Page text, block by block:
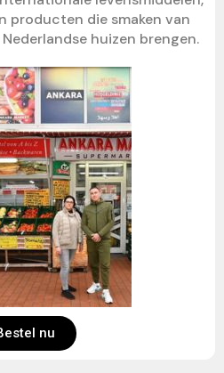
producten die smaken van
huizen brengen.
nu